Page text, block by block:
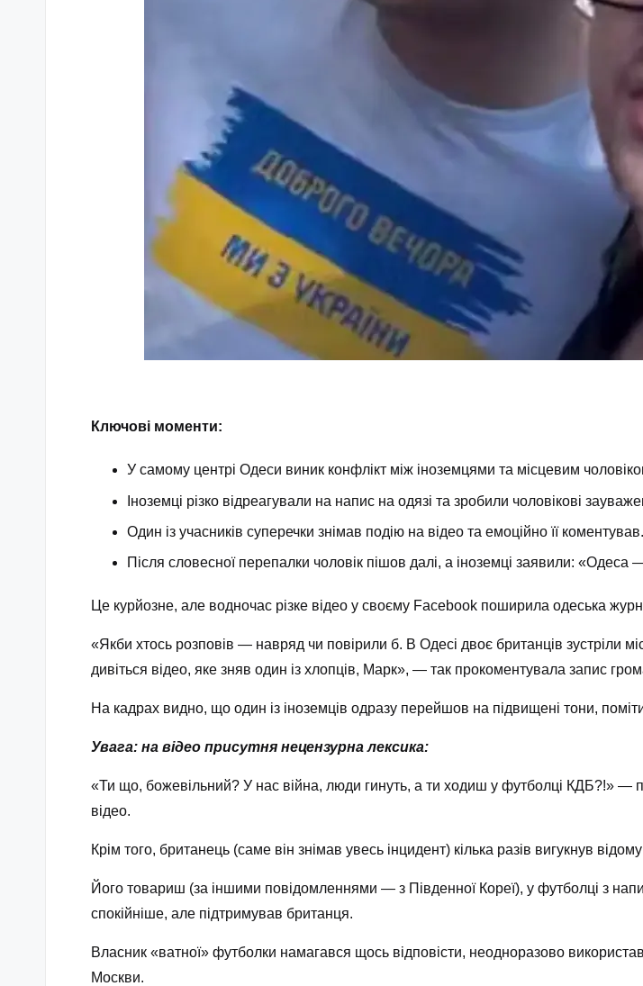
Ключові моменти:
У самому центрі Одеси виник конфлікт між іноземцями та місцевим
Іноземці різко відреагували на напис на одязі та зробили чоловікові
Один із учасників суперечки знімав подію на відео та емоційно її коментував.
Після словесної перепалки чоловік пішов далі, а іноземці заявили: «Одеса
Це курйозне, але водночас різке відео у своєму Facebook поширила одеська
«Якби хтось розповів — навряд чи повірили б. В Одесі двоє британців зустріли
дивіться відео, яке зняв один із хлопців, Марк», — так прокоментувала запис
На кадрах видно, що один із іноземців одразу перейшов на підвищені тони,
Увага: на відео присутня нецензурна лексика:
«Ти що, божевільний? У нас війна, люди гинуть, а ти ходиш у футболці КДБ?!» —
відео.
Крім того, британець (саме він знімав увесь інцидент) кілька разів вигукнув
Його товариш (за іншими повідомленнями — з Південної Кореї), у футболці з
спокійніше, але підтримував британця.
Власник «ватної» футболки намагався щось відповісти, неодноразово
Москви.